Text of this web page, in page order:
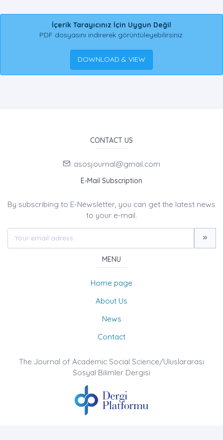
İçerik Tarayıcınız İçin Uygun Değil
PDF dosyasını indirerek görüntüleyebilirsiniz.
DOWNLOAD & VIEW
CONTACT US
asosjournal@gmail.com
E-Mail Subscription
By subscribing to E-Newsletter, you can get the latest news
to your e-mail.
MENU
Home page
About Us
News
Contact
The Journal of Academic Social Science/Uluslararası
Sosyal Bilimler Dergisi